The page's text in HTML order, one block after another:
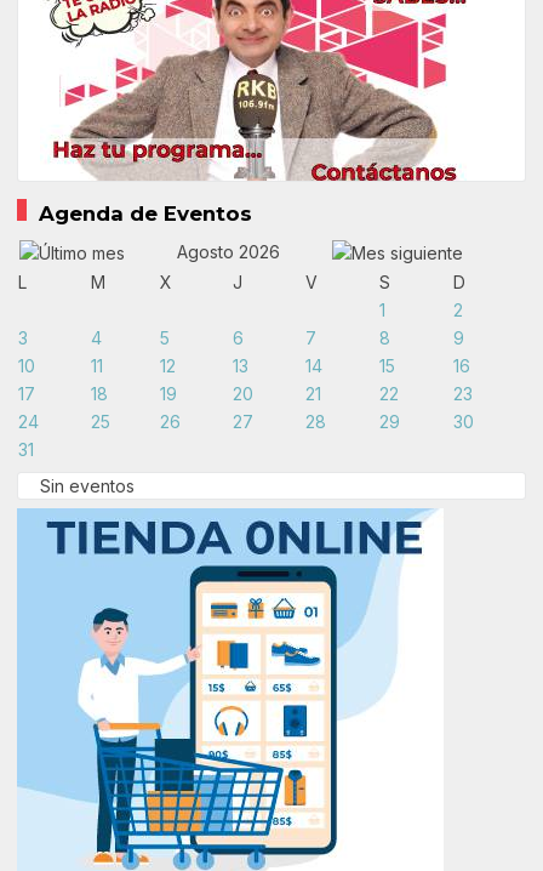
Agenda de Eventos
Agosto 2026
L
M X J V S
D
1
2
3
4 5 6 7 8
9
10
11 12 13 14 15
16
17
18 19 20 21 22
23
24
25 26 27 28 29
30
31
Sin eventos